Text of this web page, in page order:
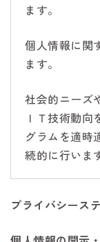
ます。
個人情報に関
ます。
社会的ニーズ
ＩＴ技術動
グラムを適時
続的に行いま
プライバシース